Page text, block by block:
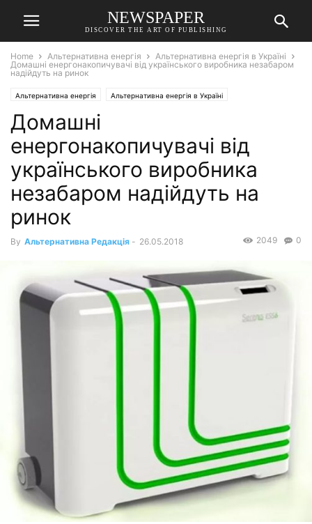
NEWSPAPER
DISCOVER THE ART OF PUBLISHING
Home Альтернативна енергія
Альтернативна енергія в Україні
Домашні енергонакопичувачі від українського виробника незабаром
надійдуть на ринок
Альтернативна енергія Альтернативна енергія в Україні
Альтернативна енергія у світі
Домашні
енергонакопичувачі від
українського виробника
незабаром надійдуть на
ринок
By Альтернативна Редакція - 26.05.2018 0
2049